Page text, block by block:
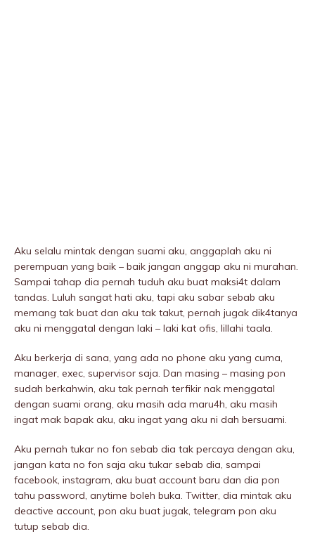
Aku selalu mintak dengan suami aku, anggaplah aku ni
perempuan yang baik – baik jangan anggap aku ni murahan.
Sampai tahap dia pernah tuduh aku buat maksi4t dalam
tandas. Luluh sangat hati aku, tapi aku sabar sebab aku
memang tak buat dan aku tak takut, pernah jugak dik4tanya
aku ni menggatal dengan laki – laki kat ofis, lillahi taala.
Aku berkerja di sana, yang ada no phone aku yang cuma,
manager, exec, supervisor saja. Dan masing – masing pon
sudah berkahwin, aku tak pernah terfikir nak menggatal
dengan suami orang, aku masih ada maru4h, aku masih
ingat mak bapak aku, aku ingat yang aku ni dah bersuami.
Aku pernah tukar no fon sebab dia tak percaya dengan aku,
jangan kata no fon saja aku tukar sebab dia, sampai
facebook, instagram, aku buat account baru dan dia pon
tahu password, anytime boleh buka. Twitter, dia mintak aku
deactive account, pon aku buat jugak, telegram pon aku
tutup sebab dia.